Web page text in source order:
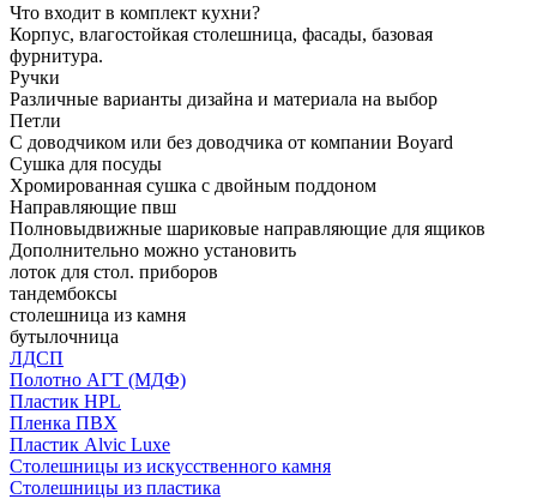
Что входит в комплект кухни?
Корпус, влагостойкая столешница, фасады, базовая
фурнитура.
Ручки
Различные варианты дизайна и материала на выбор
Петли
С доводчиком или без доводчика от компании Boyard
Сушка для посуды
Хромированная сушка с двойным поддоном
Направляющие пвш
Полновыдвижные шариковые направляющие для ящиков
Дополнительно можно установить
лоток для стол. приборов
тандембоксы
столешница из камня
бутылочница
ЛДСП
Полотно АГТ (МДФ)
Пластик HPL
Пленка ПВХ
Пластик Alvic Luxe
Столешницы из искусственного камня
Столешницы из пластика